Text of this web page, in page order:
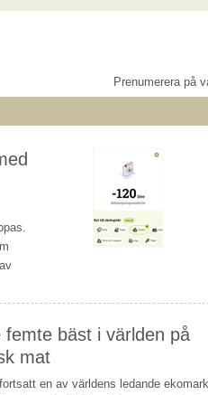
Prenumerera på
femte bäst i världen på
mat
en av världens ledande